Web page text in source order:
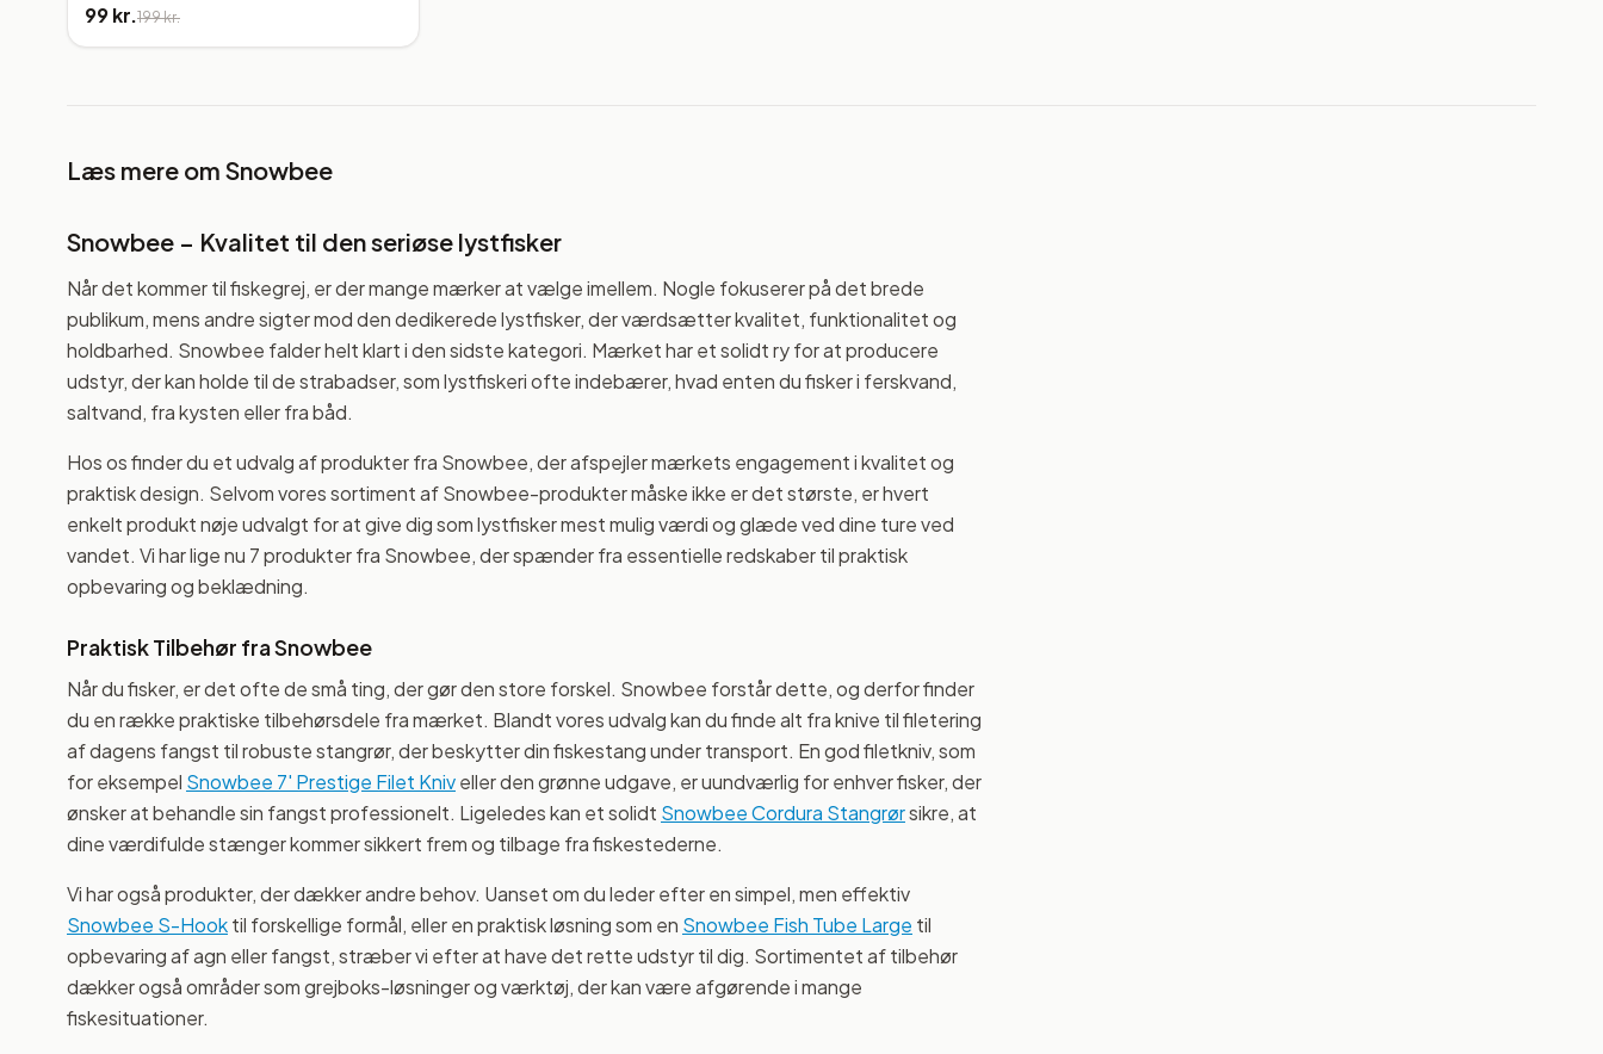
99 kr.199 kr.
Læs mere om Snowbee
Snowbee – Kvalitet til den seriøse lystfisker
Når det kommer til fiskegrej, er der mange mærker at vælge imellem. Nogle fokuserer på det brede
publikum, mens andre sigter mod den dedikerede lystfisker, der værdsætter kvalitet, funktionalitet og
holdbarhed. Snowbee falder helt klart i den sidste kategori. Mærket har et solidt ry for at producere
udstyr, der kan holde til de strabadser, som lystfiskeri ofte indebærer, hvad enten du fisker i ferskvand,
saltvand, fra kysten eller fra båd.
Hos os finder du et udvalg af produkter fra Snowbee, der afspejler mærkets engagement i kvalitet og
praktisk design. Selvom vores sortiment af Snowbee-produkter måske ikke er det største, er hvert
enkelt produkt nøje udvalgt for at give dig som lystfisker mest mulig værdi og glæde ved dine ture ved
vandet. Vi har lige nu 7 produkter fra Snowbee, der spænder fra essentielle redskaber til praktisk
opbevaring og beklædning.
Praktisk Tilbehør fra Snowbee
Når du fisker, er det ofte de små ting, der gør den store forskel. Snowbee forstår dette, og derfor finder
du en række praktiske tilbehørsdele fra mærket. Blandt vores udvalg kan du finde alt fra knive til filetering
af dagens fangst til robuste stangrør, der beskytter din fiskestang under transport. En god filetkniv, som
for eksempel Snowbee 7' Prestige Filet Kniveller den grønne udgave, er uundværlig for enhver fisker, der
ønsker at behandle sin fangst professionelt. Ligeledes kan et solidt Snowbee Cordura Stangrørsikre, at
dine værdifulde stænger kommer sikkert frem og tilbage fra fiskestederne.
Vi har også produkter, der dækker andre behov. Uanset om du leder efter en simpel, men effektiv
Snowbee S-Hooktil forskellige formål, eller en praktisk løsning som en Snowbee Fish Tube Large til
opbevaring af agn eller fangst, stræber vi efter at have det rette udstyr til dig. Sortimentet af tilbehør
dækker også områder som grejboks-løsninger og værktøj, der kan være afgørende i mange
fiskesituationer.